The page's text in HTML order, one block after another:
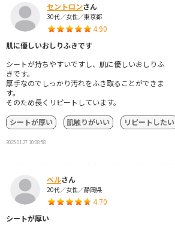
セントロンさん
30代／女性／東京都
4.90
肌に優しいおしりふきです
シートが持ちやすいですし、肌に優しいおしりふ
きです。
厚手なのでしっかり汚れをふき取ることができま
す。
そのため長くリピートしています。
シートが厚い
肌触りがいい リピートしたい
2025.01.27 10:08:58
ベルさん
20代／女性／静岡県
4.70
シートが厚い